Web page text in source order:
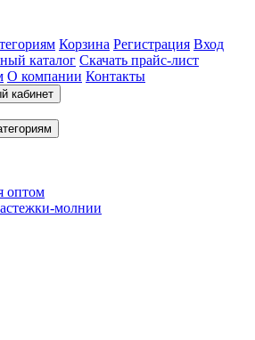
Корзина Регистрация Вход
каталог Скачать прайс-лист
О компании Контакты
кабинет
оптом
молнии